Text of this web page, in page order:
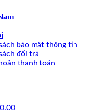
bảo mật thông tin
đổi trả
thanh toán
0.00